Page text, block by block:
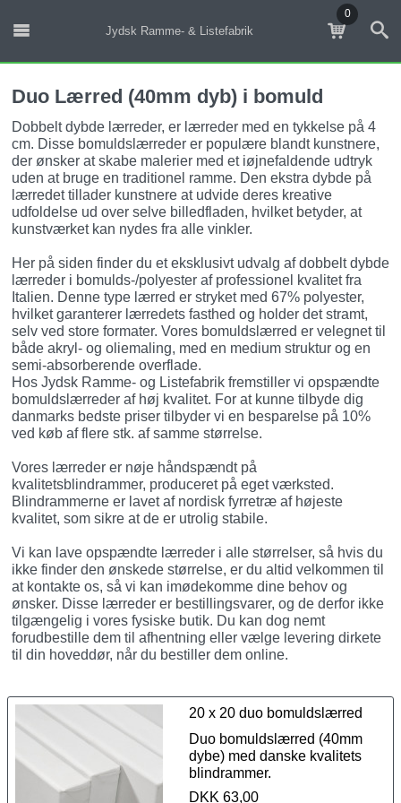
Jydsk Ramme- & Listefabrik
0
Duo Lærred (40mm dyb) i bomuld
Dobbelt dybde lærreder, er lærreder med en tykkelse på 4
cm. Disse bomuldslærreder er populære blandt kunstnere,
der ønsker at skabe malerier med et iøjnefaldende udtryk
uden at bruge en traditionel ramme. Den ekstra dybde på
lærredet tillader kunstnere at udvide deres kreative
udfoldelse ud over selve billedfladen, hvilket betyder, at
kunstværket kan nydes fra alle vinkler.
Her på siden finder du et eksklusivt udvalg af dobbelt dybde
lærreder i bomulds-/polyester af professionel kvalitet fra
Italien. Denne type lærred er stryket med 67% polyester,
hvilket garanterer lærredets fasthed og holder det stramt,
selv ved store formater. Vores bomuldslærred er velegnet til
både akryl- og oliemaling, med en medium struktur og en
semi-absorberende overflade.
Hos Jydsk Ramme- og Listefabrik fremstiller vi opspændte
bomuldslærreder af høj kvalitet. For at kunne tilbyde dig
danmarks bedste priser tilbyder vi en besparelse på 10%
ved køb af flere stk. af samme størrelse.
Vores lærreder er nøje håndspændt på
kvalitetsblindrammer, produceret på eget værksted.
Blindrammerne er lavet af nordisk fyrretræ af højeste
kvalitet, som sikre at de er utrolig stabile.
Vi kan lave opspændte lærreder i alle størrelser, så hvis du
ikke finder den ønskede størrelse, er du altid velkommen til
at kontakte os, så vi kan imødekomme dine behov og
ønsker. Disse lærreder er bestillingsvarer, og de derfor ikke
tilgængelig i vores fysiske butik. Du kan dog nemt
forudbestille dem til afhentning eller vælge levering dirkete
til din hoveddør, når du bestiller dem online.
20 x 20 duo bomuldslærred
Duo bomuldslærred (40mm
dybe) med danske kvalitets
blindrammer.
DKK 63,00